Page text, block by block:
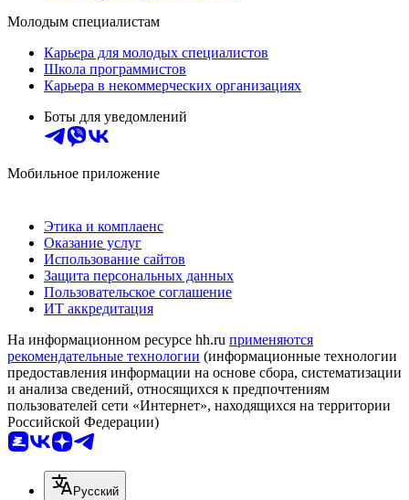
Молодым специалистам
Карьера для молодых специалистов
Школа программистов
Карьера в некоммерческих организациях
Боты для уведомлений
Мобильное приложение
Этика и комплаенс
Оказание услуг
Использование сайтов
Защита персональных данных
Пользовательское соглашение
ИТ аккредитация
На информационном ресурсе hh.ru применяются
рекомендательные технологии (информационные технологии
предоставления информации на основе сбора, систематизации
и анализа сведений, относящихся к предпочтениям
пользователей сети «Интернет», находящихся на территории
Российской Федерации)
Русский